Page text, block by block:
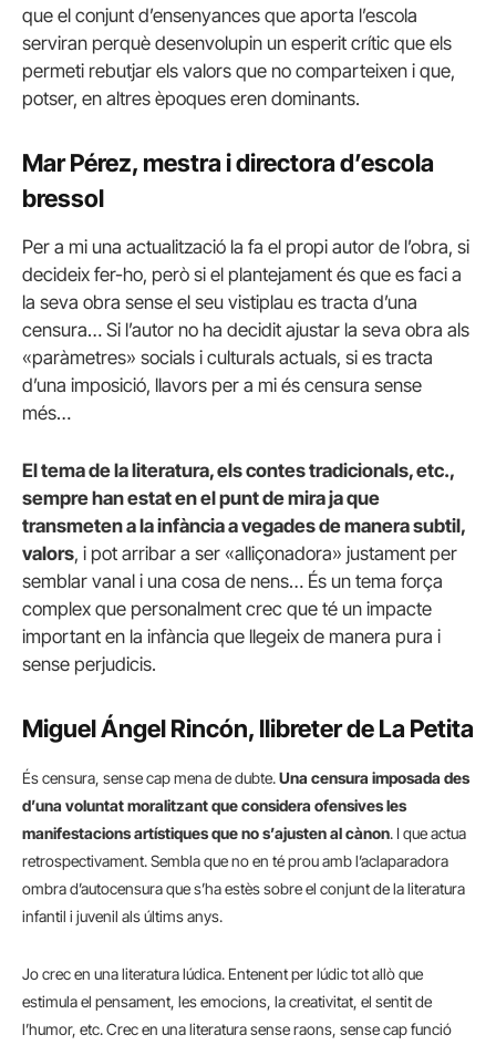
que el conjunt d’ensenyances que aporta l’escola
serviran perquè desenvolupin un esperit crític que els
permeti rebutjar els valors que no comparteixen i que,
potser, en altres èpoques eren dominants.
Mar Pérez, mestra i directora d’escola
bressol
Per a mi una actualització la fa el propi autor de l’obra, si
decideix fer-ho, però si el plantejament és que es faci a
la seva obra sense el seu vistiplau es tracta d’una
censura… Si l’autor no ha decidit ajustar la seva obra als
«paràmetres» socials i culturals actuals, si es tracta
d’una imposició, llavors per a mi és censura sense
més…
El tema de la literatura, els contes tradicionals, etc.,
sempre han estat en el punt de mira ja que
transmeten a la infància a vegades de manera subtil,
valors, i pot arribar a ser «alliçonadora» justament per
semblar vanal i una cosa de nens… És un tema força
complex que personalment crec que té un impacte
important en la infància que llegeix de manera pura i
sense perjudicis.
Miguel Ángel Rincón, llibreter de La Petita
És censura, sense cap mena de dubte.Una censura imposada des
d’una voluntat moralitzant que considera ofensives les
manifestacions artístiques que no s’ajusten al cànon. I que actua
retrospectivament. Sembla que no en té prou amb l’aclaparadora
ombra d’autocensura que s’ha estès sobre el conjunt de la literatura
infantil i juvenil als últims anys.
Jo crec en una literatura lúdica. Entenent per lúdic tot allò que
estimula el pensament, les emocions, la creativitat, el sentit de
l’humor, etc. Crec en una literatura sense raons, sense cap funció